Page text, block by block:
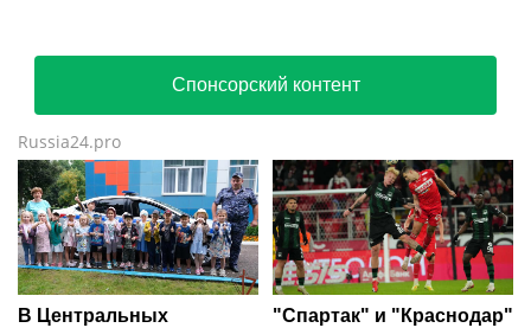
Спонсорский контент
Russia24.pro
В Центральных
"Спартак" и "Краснодар"